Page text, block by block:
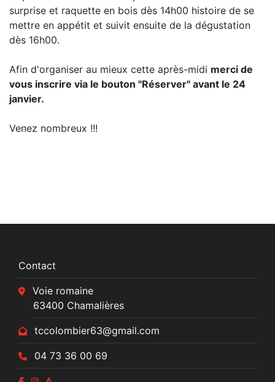
surprise et raquette en bois dès 14h00 histoire de se
mettre en appétit et suivit ensuite de la dégustation
dès 16h00.
Afin d'organiser au mieux cette après-midi merci de
vous inscrire via le bouton "Réserver" avant le 24
janvier.
Venez nombreux !!!
Contact
Voie romaine
63400 Chamalières
tccolombier63@gmail.com
04 73 36 00 69